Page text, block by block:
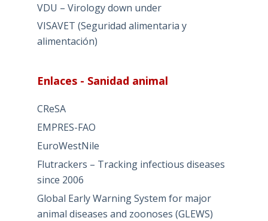
VDU – Virology down under
VISAVET (Seguridad alimentaria y
alimentación)
Enlaces - Sanidad animal
CReSA
EMPRES-FAO
EuroWestNile
Flutrackers – Tracking infectious diseases
since 2006
Global Early Warning System for major
animal diseases and zoonoses (GLEWS)